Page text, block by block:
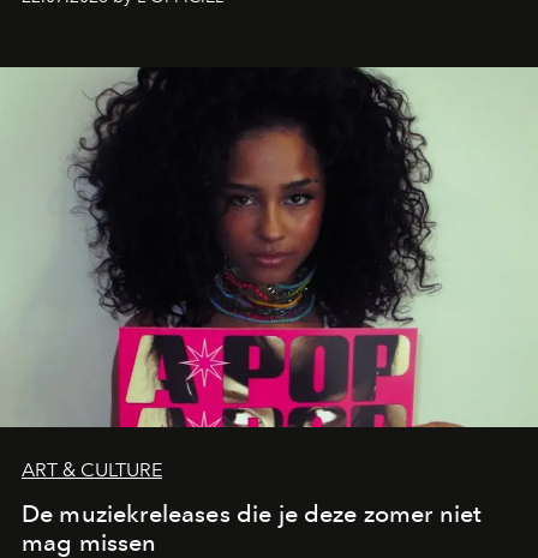
verandert in een bruisende ontmoetingsplek en de
neerstrijkt in Saint-Tropez. Dit zijn de nieuwe adressen
die deze zomer de toon zetten, van lange lunches tot
zwoele nachten.
ART & CULTURE
De muziekreleases die je deze zomer niet
mag missen